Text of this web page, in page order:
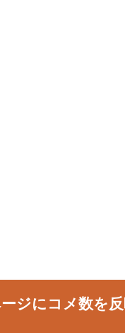
ジにコメ数を